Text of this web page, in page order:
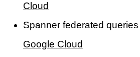
Cloud
Spanner federated
Google Cloud